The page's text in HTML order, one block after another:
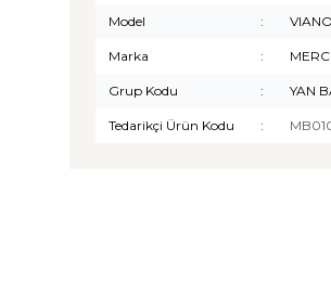
Model : VIANO
Marka :
Grup Kodu : YAN
Tedarikçi Ürün Kodu :